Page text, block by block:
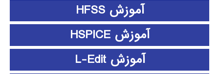
آموزش HFSS
آموزش HSPICE
آموزش L-Edit